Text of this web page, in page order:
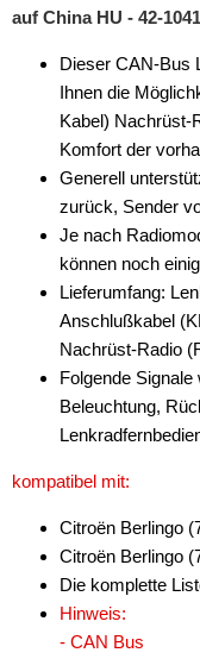
auf China HU - 42-
Dieser CAN-Bus
Ihnen die
Kabel) Nachrüst-
Komfort der
Generell
zurück, Sender
Je nach
können noch
Lieferumfang:
Anschlußkabel
Nachrüst-Radio
Folgende
Beleuchtung,
kompatibel mit:
Citroën Berlingo
Citroën Berlingo
Die komplette
Hinweis:
- CAN Bus